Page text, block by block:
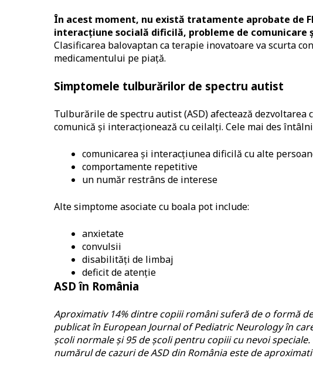
În acest moment, nu există tratamente aprobate de
interacțiune socială dificilă, probleme de
Clasificarea balovaptan ca terapie inovatoare va scurta
medicamentului pe piață.
Simptomele tulburărilor de spectru autist
Tulburările de spectru autist (ASD) afectează
comunică și interacționează cu ceilalți. Cele mai des
comunicarea și interacțiunea dificilă cu alte
comportamente repetitive
un număr restrâns de interese
Alte simptome asociate cu boala pot include:
anxietate
convulsii
disabilități de limbaj
deficit de atenție
ASD în România
Aproximativ 14% dintre copiii români suferă de o formă
publicat în European Journal of Pediatric Neurology în
școli normale și 95 de școli pentru copiii cu nevoi speciale.
numărul de cazuri de ASD din România este de